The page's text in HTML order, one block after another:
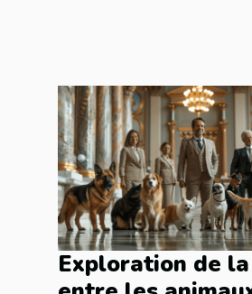
Exploration de